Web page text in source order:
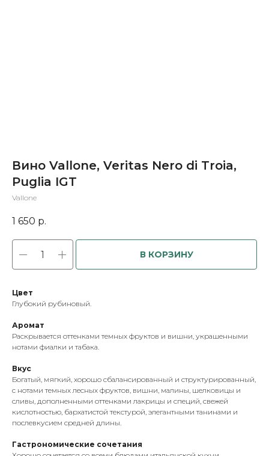
Вино Vallone, Veritas Nero di Troia,
Puglia IGT
Vallone
1 650 р.
В КОРЗИНУ
Цвет
Глубокий рубиновый.
Аромат
Раскрывается оттенками темных фруктов и вишни, украшенными
нотами фиалки и табака.
Вкус
Богатый, мягкий, хорошо сбалансированный и структурированный,
с нотами темных лесных фруктов, вишни, малины, шелковицы и
сливы, дополненными оттенками лакрицы и специй, свежей
кислотностью, бархатистой текстурой, элегантными танинами и
послевкусием средней длины.
Гастрономические сочетания